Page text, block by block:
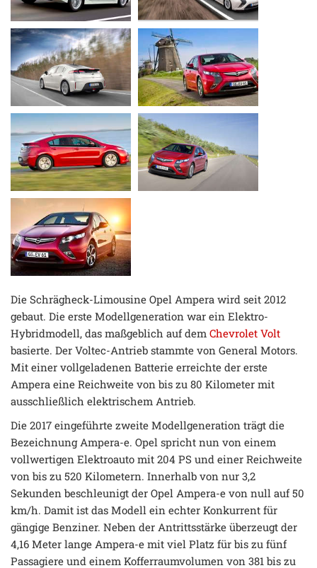
Die Schrägheck-Limousine Opel Ampera wird seit 2012
gebaut. Die erste Modellgeneration war ein Elektro-
Hybridmodell, das maßgeblich auf dem Chevrolet Volt
basierte. Der Voltec-Antrieb stammte von General Motors.
Mit einer vollgeladenen Batterie erreichte der erste
Ampera eine Reichweite von bis zu 80 Kilometer mit
ausschließlich elektrischem Antrieb.
Die 2017 eingeführte zweite Modellgeneration trägt die
Bezeichnung Ampera-e. Opel spricht nun von einem
vollwertigen Elektroauto mit 204 PS und einer Reichweite
von bis zu 520 Kilometern. Innerhalb von nur 3,2
Sekunden beschleunigt der Opel Ampera-e von null auf 50
km/h. Damit ist das Modell ein echter Konkurrent für
gängige Benziner. Neben der Antrittsstärke überzeugt der
4,16 Meter lange Ampera-e mit viel Platz für bis zu fünf
Passagiere und einem Kofferraumvolumen von 381 bis zu